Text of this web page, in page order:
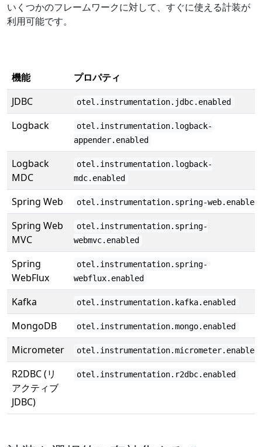
いくつかのフレームワークに対して、すぐに使える計装が
利用可能です。
機能
プロパティ
JDBC
otel.instrumentation.jdbc.enabled
Logback
otel.instrumentation.logback-
appender.enabled
Logback
MDC
otel.instrumentation.logback-
mdc.enabled
Spring Web otel.instrumentation.spring-web.enabled
Spring Web
MVC
otel.instrumentation.spring-
webmvc.enabled
Spring
WebFlux
otel.instrumentation.spring-
webflux.enabled
Kafka otel.instrumentation.kafka.enabled
MongoDB otel.instrumentation.mongo.enabled
Micrometer otel.instrumentation.micrometer.enabled
R2DBC (リ
アクティブ
JDBC)
otel.instrumentation.r2dbc.enabled